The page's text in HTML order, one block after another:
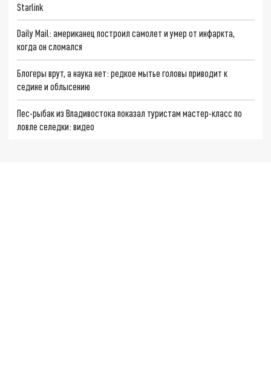
Starlink
Daily Mail: американец построил самолет и умер от инфаркта,
когда он сломался
Блогеры врут, а наука нет: редкое мытье головы приводит к
седине и облысению
Пес-рыбак из Владивостока показал туристам мастер-класс по
ловле селедки: видео